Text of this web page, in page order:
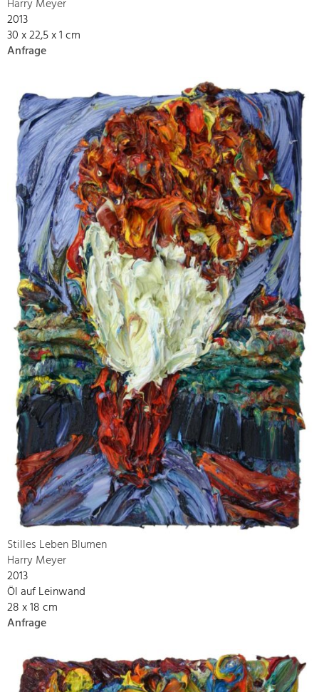
Harry Meyer
2013
30 x 22,5 x 1 cm
Anfrage
Stilles Leben Blumen
Harry Meyer
2013
Öl auf Leinwand
28 x 18 cm
Anfrage